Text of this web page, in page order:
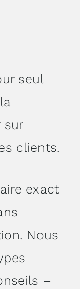
seul
sur
clients.
exact
Nous
–